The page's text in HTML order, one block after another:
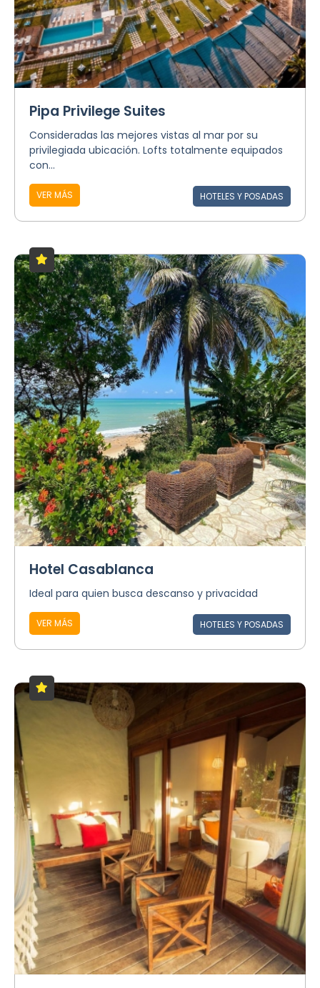
Pipa Privilege Suites
Consideradas las mejores vistas al mar por su
privilegiada ubicación. Lofts totalmente equipados
con...
VER MÁS HOTELES Y POSADAS
Hotel Casablanca
Ideal para quien busca descanso y privacidad
VER MÁS HOTELES Y POSADAS